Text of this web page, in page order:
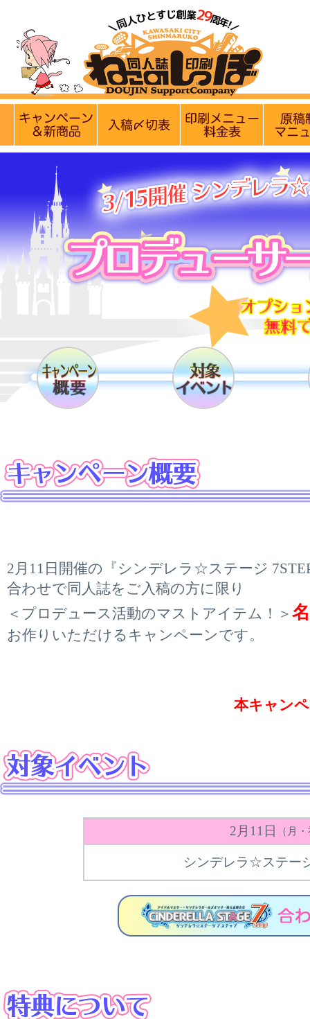
【営業日・休業日のお知らせ】 8月9日(日)は定
2月11日開催の『シンデレラ☆ステージ
合わせで同人誌をご入稿の方に限り
＜プロデュース活動のマストアイテム！＞
お作りいただけるキャンペーンです。
本キャン
2月11日 （月
シンデレラ☆ステー